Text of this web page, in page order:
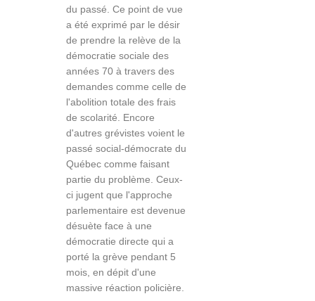
du passé. Ce point de vue
a été exprimé par le désir
de prendre la relève de la
démocratie sociale des
années 70 à travers des
demandes comme celle de
l'abolition totale des frais
de scolarité. Encore
d'autres grévistes voient le
passé social-démocrate du
Québec comme faisant
partie du problème. Ceux-
ci jugent que l'approche
parlementaire est devenue
désuète face à une
démocratie directe qui a
porté la grève pendant 5
mois, en dépit d'une
massive réaction policière.